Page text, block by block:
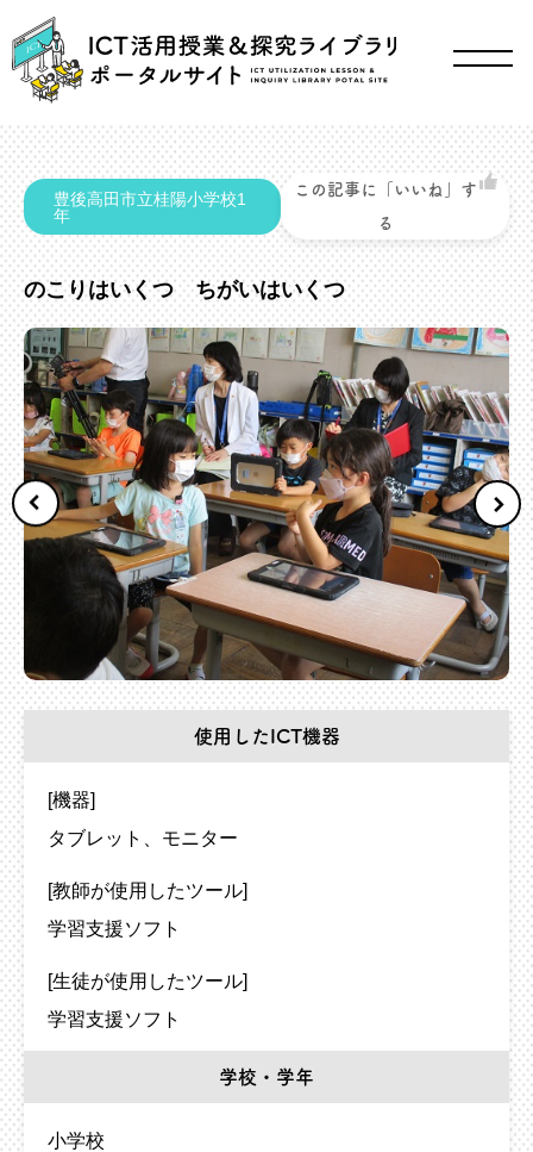
豊後高田市立桂陽小学校1
年
この記事に「いいね」す
る
のこりはいくつ ちがいはいくつ
使用したICT機器
[機器]
タブレット
モニター
[教師が使用したツール]
学習支援ソフト
[生徒が使用したツール]
学習支援ソフト
学校・学年
小学校